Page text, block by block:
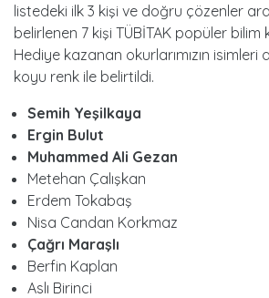
listedeki ilk 3 kişi ve doğru çözenler
belirlenen 7 kişi TÜBİTAK popüler bilim
Hediye kazanan okurlarımızın isimleri
koyu renk ile belirtildi.
Semih Yeşilkaya
Ergin Bulut
Muhammed Ali Gezan
Metehan Çalışkan
Erdem Tokabaş
Nisa Candan Korkmaz
Çağrı Maraşlı
Berfin Kaplan
Aslı Birinci